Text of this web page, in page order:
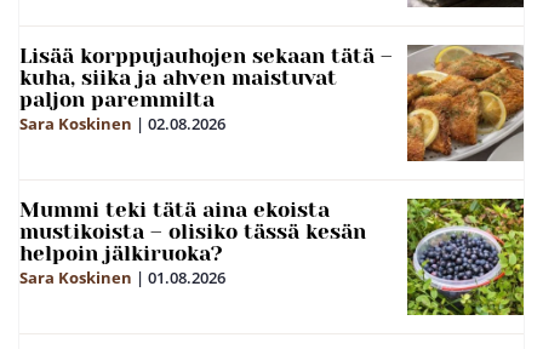
Lisää korppujauhojen sekaan tätä –
kuha, siika ja ahven maistuvat
paljon paremmilta
Sara Koskinen | 02.08.2026
Mummi teki tätä aina ekoista
mustikoista – olisiko tässä kesän
helpoin jälkiruoka?
Sara Koskinen | 01.08.2026